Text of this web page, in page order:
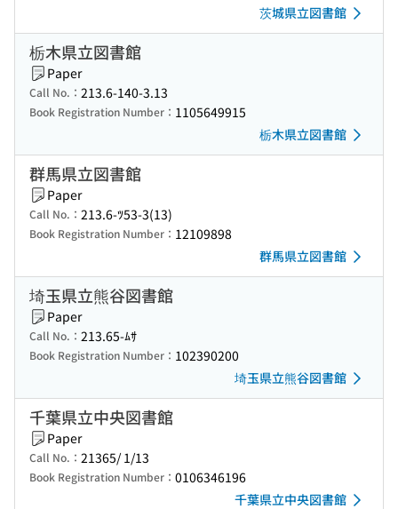
茨城県立図書館
栃木県立図書館
Paper
Call No.： 213.6-140-3.13
Book Registration Number： 1105649915
栃木県立図書館
群馬県立図書館
Paper
Call No.： 213.6-ﾂ53-3(13)
Book Registration Number： 12109898
群馬県立図書館
埼玉県立熊谷図書館
Paper
Call No.： 213.65-ﾑｻ
Book Registration Number： 102390200
埼玉県立熊谷図書館
千葉県立中央図書館
Paper
Call No.： 21365/ 1/13
Book Registration Number： 0106346196
千葉県立中央図書館